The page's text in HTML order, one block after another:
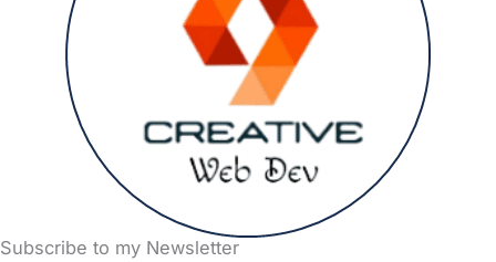
Subscribe to my Newsletter